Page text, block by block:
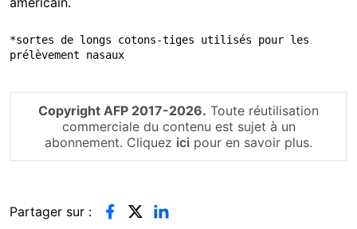
*sortes de longs cotons-tiges utilisés pour les
prélèvement nasaux
Copyright AFP 2017-2026. Toute réutilisation
commerciale du contenu est sujet à un
abonnement. Cliquez ici pour en savoir plus.
Partager sur :